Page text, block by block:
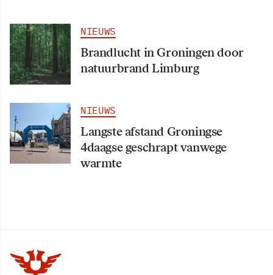
NIEUWS
Brandlucht in Groningen door
natuurbrand Limburg
NIEUWS
Langste afstand Groningse
4daagse geschrapt vanwege
warmte